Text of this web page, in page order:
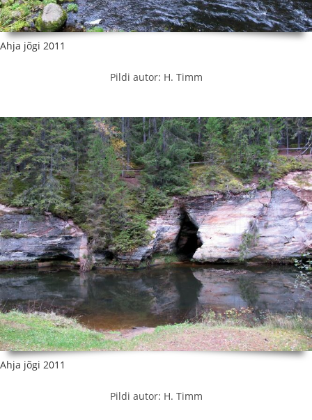
Ahja jõgi 2011
Pildi autor: H. Timm
Ahja jõgi 2011
Pildi autor: H. Timm